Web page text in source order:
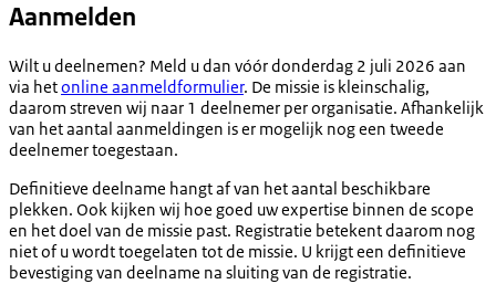
Aanmelden
Wilt u deelnemen? Meld u dan vóór donderdag 2 juli 2026 aan
via hetonline aanmeldformulier. De missie is kleinschalig,
daarom streven wij naar 1 deelnemer per organisatie. Afhankelijk
van het aantal aanmeldingen is er mogelijk nog een tweede
deelnemer toegestaan.
Definitieve deelname hangt af van het aantal beschikbare
plekken. Ook kijken wij hoe goed uw expertise binnen de scope
en het doel van de missie past. Registratie betekent daarom nog
niet of u wordt toegelaten tot de missie. U krijgt een definitieve
bevestiging van deelname na sluiting van de registratie.